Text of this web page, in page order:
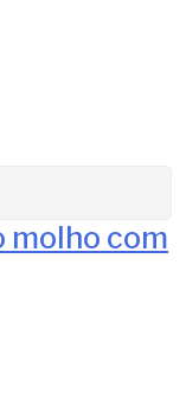
molho com